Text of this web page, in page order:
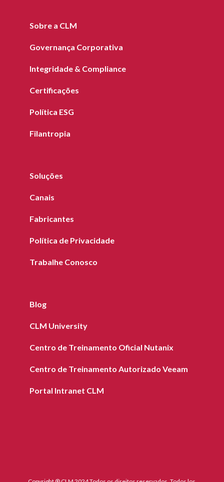
Sobre a CLM
Governança Corporativa
Integridade & Compliance
Certificações
Política ESG
Filantropia
Soluções
Canais
Fabricantes
Política de Privacidade
Trabalhe Conosco
Blog
CLM University
Centro de Treinamento Oficial Nutanix
Centro de Treinamento Autorizado Veeam
Portal Intranet CLM